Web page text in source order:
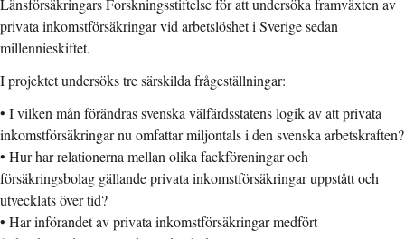
Länsförsäkringars Forskningsstiftelse för att undersöka framväxten av
privata inkomstförsäkringar vid arbetslöshet i Sverige sedan
millennieskiftet.
I projektet undersöks tre särskilda frågeställningar:
• I vilken mån förändras svenska välfärdsstatens logik av att privata
inkomstförsäkringar nu omfattar miljontals i den svenska arbetskraften?
• Hur har relationerna mellan olika fackföreningar och
försäkringsbolag gällande privata inkomstförsäkringar uppstått och
utvecklats över tid?
• Har införandet av privata inkomstförsäkringar medfört